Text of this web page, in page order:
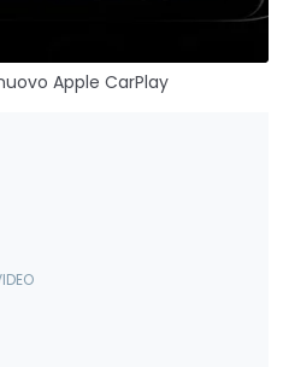
Apple CarPlay